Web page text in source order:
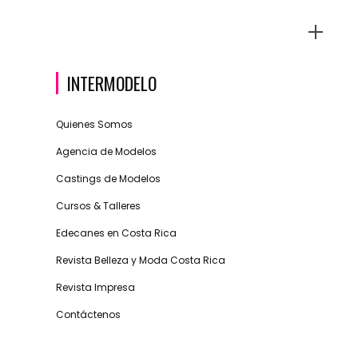
INTERMODELO
Quienes Somos
Agencia de Modelos
Castings de Modelos
Cursos & Talleres
Edecanes en Costa Rica
Revista Belleza y Moda Costa Rica
Revista Impresa
Contáctenos